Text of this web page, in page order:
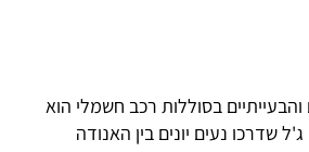
בסוללות רכב חשמלי הוא
שדרכו נעים יונים בין האנודה